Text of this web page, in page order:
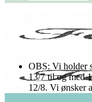
OBS: Vi holder
13/7 til og med
12/8. Vi ønsker